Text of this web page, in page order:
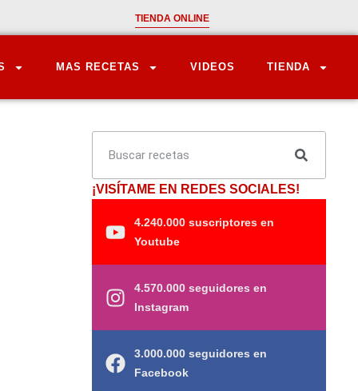
TIENDA ONLINE
MAS RECETAS VIDEOS TIENDA
¡VISÍTAME EN REDES SOCIALES!
4.240.000 suscriptores en
Youtube
4.570.000 seguidores en
Instagram
3.000.000 seguidores en
Facebook